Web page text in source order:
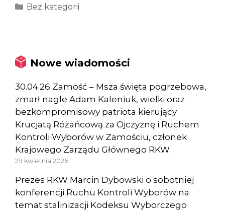
Kategorie
Bez kategorii
Nowe wiadomości
30.04.26 Zamość – Msza święta pogrzebowa,
zmarł nagle Adam Kaleniuk, wielki oraz
bezkompromisowy patriota kierujący
Krucjatą Różańcową za Ojczyznę i Ruchem
Kontroli Wyborów w Zamościu, członek
Krajowego Zarządu Głównego RKW.
29 kwietnia 2026
Prezes RKW Marcin Dybowski o sobotniej
konferencji Ruchu Kontroli Wyborów na
temat stalinizacji Kodeksu Wyborczego